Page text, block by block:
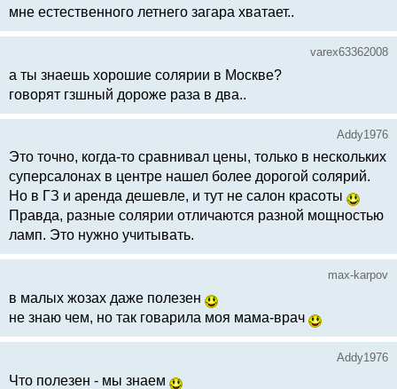
мне естественного летнего загара хватает..
varex63362008
а ты знаешь хорошие солярии в Москве?
говорят гзшный дороже раза в два..
Addy1976
Это точно, когда-то сравнивал цены, только в нескольких
суперсалонах в центре нашел более дорогой солярий.
Но в ГЗ и аренда дешевле, и тут не салон красоты
Правда, разные солярии отличаются разной мощностью
ламп. Это нужно учитывать.
max-karpov
в малых жозах даже полезен
не знаю чем, но так говарила моя мама-врач
Addy1976
Что полезен - мы знаем